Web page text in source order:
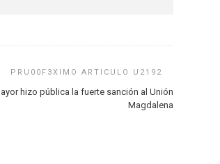
hizo pública la fuerte sanción al Unión
Magdalena